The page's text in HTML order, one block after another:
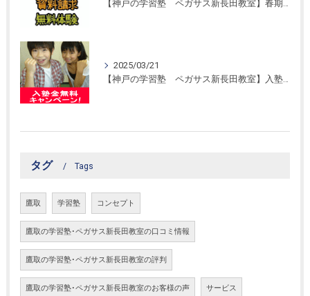
2025/03/21
【神戸の学習塾 ペガサス新長田教室】入塾金無料キャンペーン！
タグ Tags
鷹取 学習塾 コンセプト
鷹取の学習塾･ペガサス新長田教室の口コミ情報
鷹取の学習塾･ペガサス新長田教室の評判
鷹取の学習塾･ペガサス新長田教室のお客様の声 サービス